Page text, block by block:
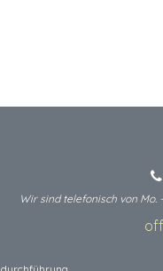
Wir sind telefonisch von Mo.